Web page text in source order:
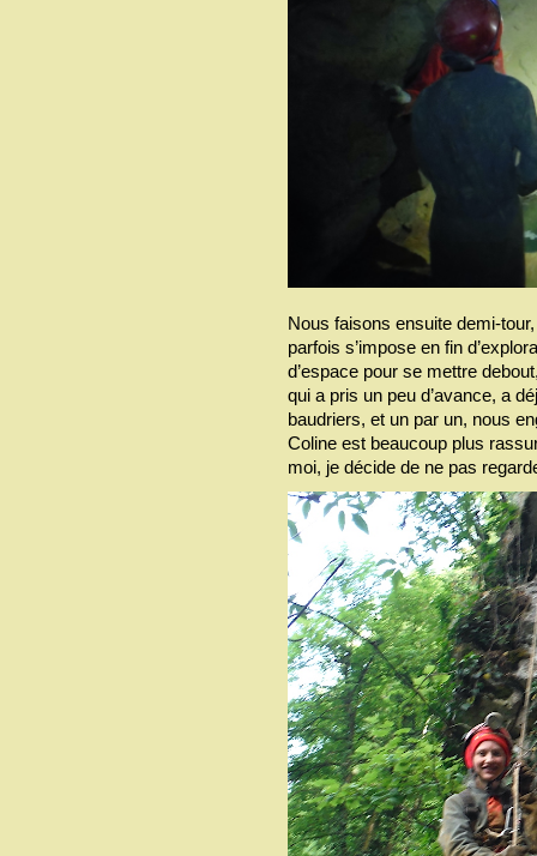
Nous faisons ensuite demi-
parfois s’impose en fin
d’espace pour se mettre
qui a pris un peu d’avance, a
baudriers, et un par un, nous
Coline est beaucoup plus
moi, je décide de ne pas